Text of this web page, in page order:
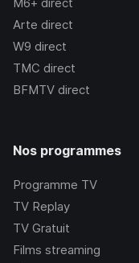
Arte direct
W9 direct
TMC direct
BFMTV direct
Nos programmes
Programme TV
TV Replay
TV Gratuit
Films streaming